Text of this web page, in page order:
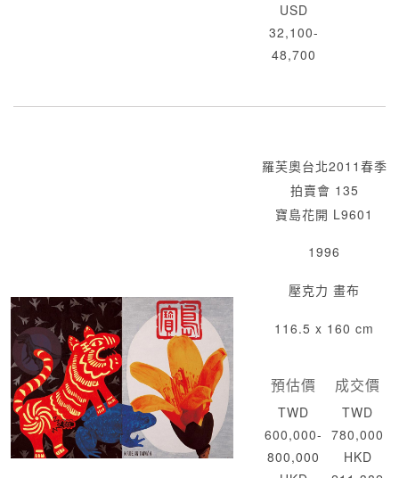
USD
32,100-
48,700
羅芙奧台北2011春季
拍賣會 135
寶島花開 L9601
1996
壓克力 畫布
116.5 x 160 cm
預估價
TWD
600,000-
800,000
成交價
TWD
780,000
HKD